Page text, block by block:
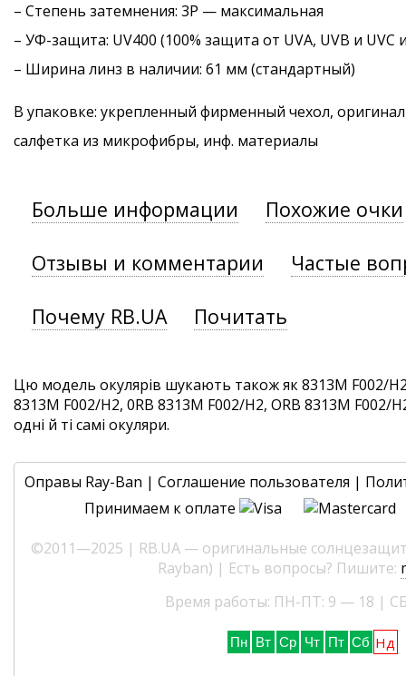
– Степень затемнения: 3P — максимальная
– УФ-защита: UV400 (100% защита от UVA, UVB и UVC
– Ширина линз в наличии: 61 мм (стандартный)
В упаковке: укрепленный фирменный чехол,
салфетка из микрофибры, инф. материалы
Больше информации Похожие очки
Отзывы и комментарии Частые
Почему RB.UA Почитать
Цю модель окулярів шукають також як 8313M F002/
8313M F002/H2, 0RB 8313M F002/H2, ORB 8313M F002/
одні й ті самі окуляри.
Оправы Ray-Ban | Соглашение пользователя |
Принимаем к оплате
©2011—2025 | RB.UA — оригинальные
Rayban) | Есть вопросы? Пишите:
Время работы: ПН-ПТ: 9 — 18 |
Пн Вт Ср Чт Пт Сб Нд